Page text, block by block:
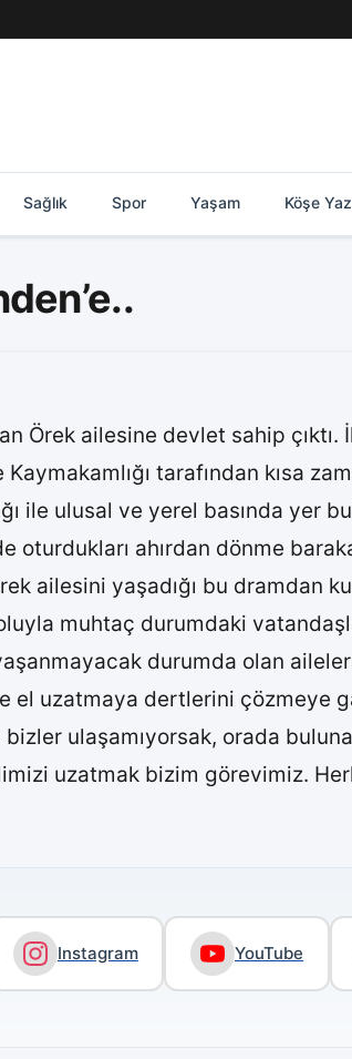
Sağlık Spor Yaşam Köşe
Örek ailesine devlet sahip
tarafından kısa
ile ulusal ve yerel basında yer
oturdukları ahırdan dönme
ailesini yaşadığı bu dramdan
muhtaç durumdaki
durumda olan
el uzatmaya dertlerini çözmeye
ulaşamıyorsak, orada
uzatmak bizim görevimiz.
Instagram YouTube